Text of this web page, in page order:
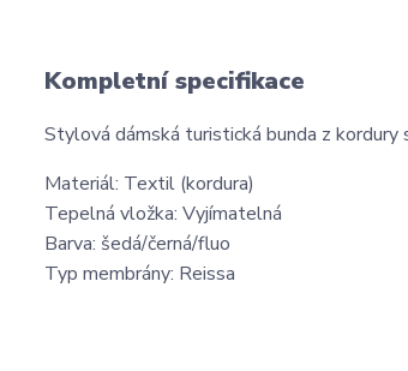
Kompletní specifikace
Stylová dámská turistická bunda z kordury
Materiál: Textil (kordura)
Tepelná vložka: Vyjímatelná
Barva: šedá/černá/fluo
Typ membrány: Reissa